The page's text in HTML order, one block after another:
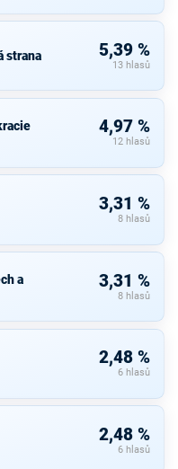
strana 5,39 %
13 hlasů
4,97 %
12 hlasů
3,31 %
8 hlasů
a
3,31 %
8 hlasů
2,48 %
6 hlasů
2,48 %
6 hlasů